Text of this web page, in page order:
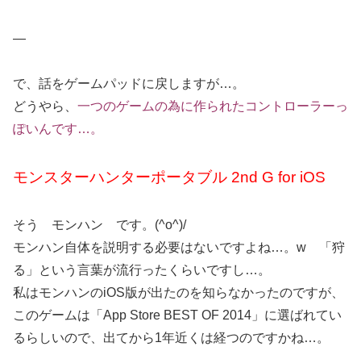
—
で、話をゲームパッドに戻しますが…。
どうやら、 一つのゲームの為に作られたコントローラーっ
ぽいんです…。
モンスターハンターポータブル 2nd G for iOS
そう モンハン です。(^o^)/
モンハン自体を説明する必要はないですよね…。w 「狩
る」という言葉が流行ったくらいですし…。
私はモンハンのiOS版が出たのを知らなかったのですが、
このゲームは「App Store BEST OF 2014」に選ばれてい
るらしいので、出てから1年近くは経つのですかね…。